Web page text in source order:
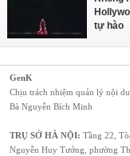
tự hào
GenK
Chịu trách nhiệm quản lý nội
Bà Nguyễn Bích Minh
TRỤ SỞ HÀ NỘI: Tầng 22,
Nguyễn Huy Tưởng, phường